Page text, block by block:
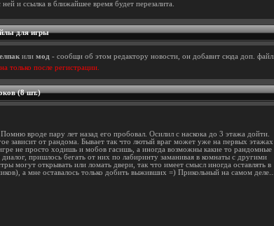
и ссылка в ближайшее время будет перезалита.
для игры
или мод - сообщи об этом редактору новости, он добавит сюда доп. файл.
только после регистрации.
(8 шт.)
вроде пару лет назад его пробовал. Осилил с наскока до 3 этажа дойти.
зависит от рандома. Бывает так что лютый враг может уже на первых этажах
не просто ходишь и мобов гасишь, а иногда возможны какие то рандомные
пришлось бегать от них по лабиринту заманивая в комнаты с другими
могут открывать или ломать двери, так что имеет смысл иногда оставлять в
а мне оставалось только добить выживших =) Прикольный на самом деле...